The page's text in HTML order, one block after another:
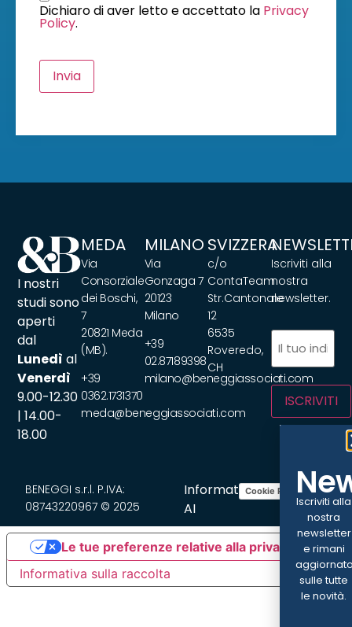
Dichiaro di aver letto e accettato la Privacy
Policy.
Invia
I nostri
studi sono
aperti
dal
Lunedì al
Venerdì
9.00-12.30
| 14.00-
18.00
MEDA
Via
Consorziale
dei Boschi,
7
20821 Meda
(MB).
+39
0362.1731370
meda@beneggiassociati.com
MILANO
Via
Gonzaga 7
20123
Milano
+39
02.87189398
milano@beneggiassociati.com
SVIZZERA
c/o
ContaTeam
Str.Cantonale
12
6535
Roveredo,
CH
Iscriviti alla
nostra
newsletter.
Email
ISCRIVITI
BENEGGI s.r.l. P.IVA:
08743220967 © 2025
Informativa
AI
Cookie PolicyPrivacy Policy
Informativa sulla raccolta
Le tue preferenze relative alla privacy
Iscriviti alla
nostra
newsletter
e rimani
sulle tutte
le novità.